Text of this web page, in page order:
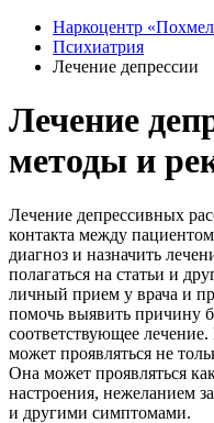
Наркоцентр
Психиатрия
Лечение депрессии
Лечение
методы и
Лечение депрессивных
контакта между
диагноз и назначить
полагаться на статьи и
личный прием у врача и
помочь выявить причину
соответствующее
может проявляться не
Она может проявляться
настроения, нежеланием
и другими симптомами.